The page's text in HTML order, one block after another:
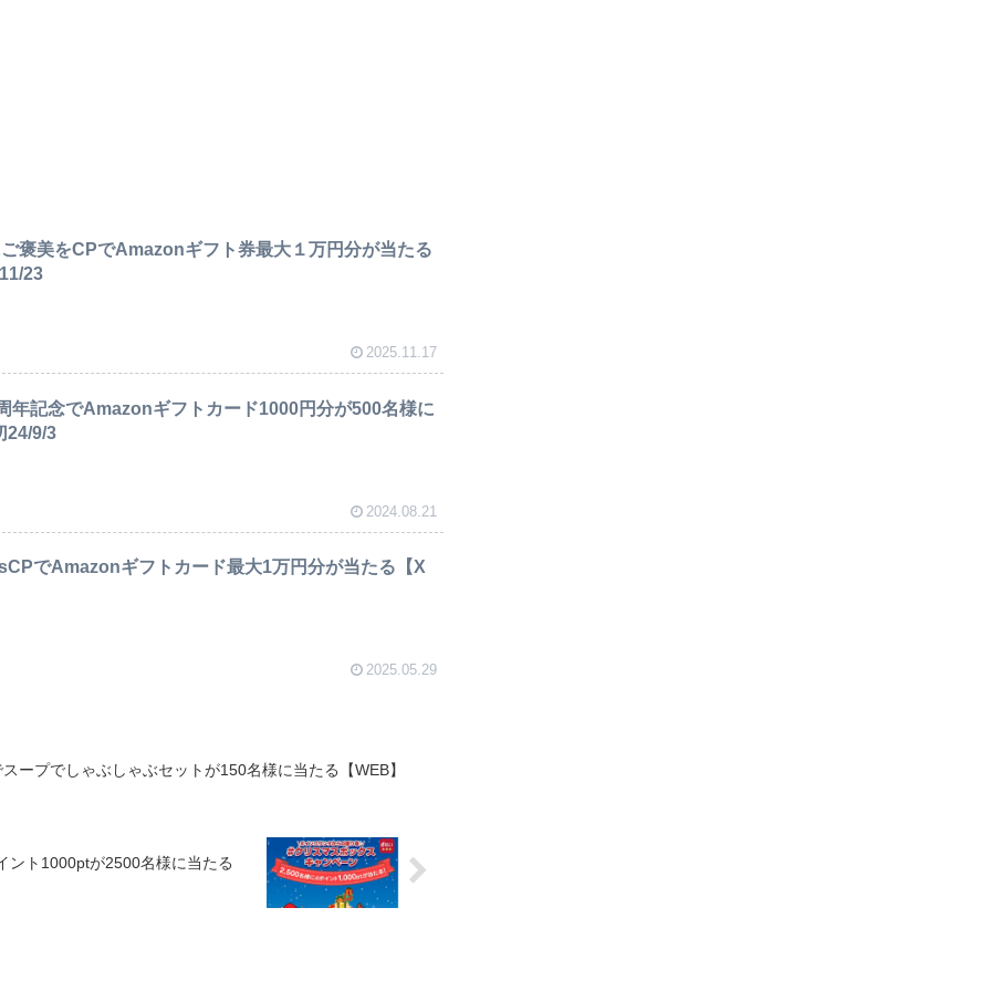
褒美をCPでAmazonギフト券最大１万円分が当たる
23
2025.11.17
年記念でAmazonギフトカード1000円分が500名様に
24/9/3
2024.08.21
でAmazonギフトカード最大1万円分が当たる【X
2025.05.29
ープでしゃぶしゃぶセットが150名様に当たる【WEB】
ント1000ptが2500名様に当たる